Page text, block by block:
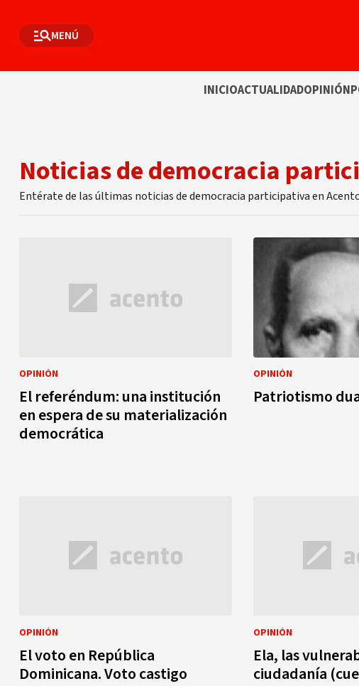
MENÚ
INICIOACTUALIDADOPINIÓN
Noticias de democracia
Entérate de las últimas noticias de democracia participativa en
OPINIÓN
El referéndum: una institución
en espera de su materialización
democrática
OPINIÓN
Patriotismo
OPINIÓN
El voto en República
Dominicana. Voto castigo
OPINIÓN
Ela, las
ciudadanía